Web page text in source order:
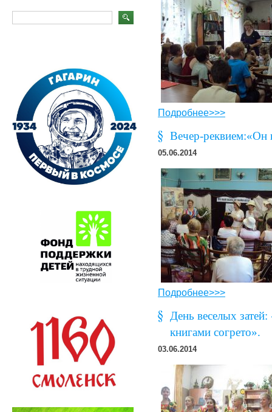
Подробнее>>>
Вечер-реквием:«Он
05.06.2014
Подробнее>>>
День веселых
книгами согрето».
03.06.2014